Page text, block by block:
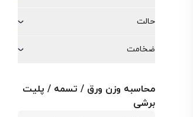
1
1.5*6
1.5*طول
حالت
رول
فابریک
ضخامت
2
محاسبه وزن ورق / تسمه / پلیت
برشی